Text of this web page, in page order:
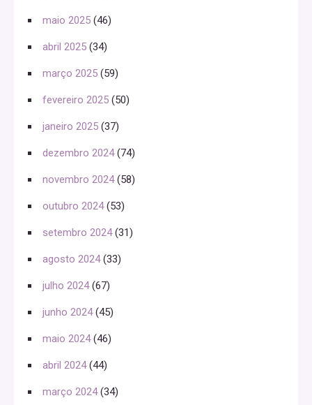
maio 2025 (46)
abril 2025 (34)
março 2025 (59)
fevereiro 2025 (50)
janeiro 2025 (37)
dezembro 2024(74)
novembro 2024(58)
outubro 2024(53)
setembro 2024(31)
agosto 2024(33)
julho 2024(67)
junho 2024(45)
maio 2024(46)
abril 2024(44)
março 2024(34)